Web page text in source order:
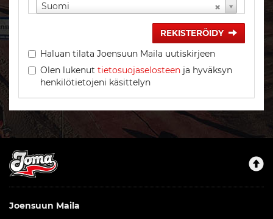
Suomi
REKISTERÖIDY
Haluan tilata Joensuun Maila uutiskirjeen
Olen lukenut tietosuojaselosteen ja hyväksyn
henkilötietojeni käsittelyn
Joensuun Maila